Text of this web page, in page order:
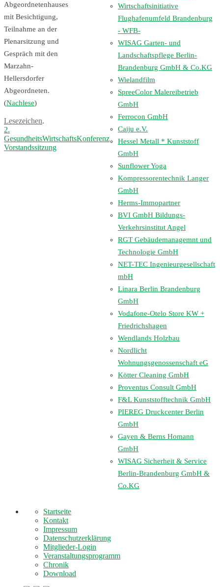
Abgeordnetenhauses
mit Besichtigung,
Teilnahme an der
Plenarsitzung und
Gespräch mit den
Marzahn-
Hellersdorfer
Abgeordneten.
(Nachlese)
Lesezeichen.
2.
GesundheitsWirtschaftsKonferenz
Vorstandssitzung
Wirtschaftsinitiative
Flughafenumfeld Brandenburg
- WFB-
WISAG Garten- und
Landschaftspflege Berlin-
Brandenburg GmbH & Co.KG
Wielandfilm
SpreeColor Malereibetrieb
GmbH
Ferrocon GmbH
Caiju e.V.
Hessel Metall * Kunststoff
GmbH
Sunflower Yoga
Kompressorentechnik Langer
GmbH
Herms-Immopartner
BVI GmbH Bildungs-
Verkehrsinstitut Angel
RGT Gebäudemanagemnt und
Technologie GmbH
NET-TEC Ingenieurgesellschaft
mbH
Linara Berlin Brandenburg
GmbH
Vodafone-Otelo Store KW +
Friedrichshagen
Wendlands Holzbau
Nordlicht
Wohnungsgenossenschaft eG
Kötter Cleaning GmbH
Proventus Consult GmbH
F&L Kunststofftechnik GmbH
PIEREG Druckcenter Berlin
GmbH
Gayen & Berns Homann
GmbH
WISAG Sicherheit & Service
Berlin-Brandenburg GmbH &
Co.KG
Startseite
Kontakt
Impressum
Datenschutzerklärung
Mitglieder-Login
Veranstaltungsprogramm
Chronik
Download